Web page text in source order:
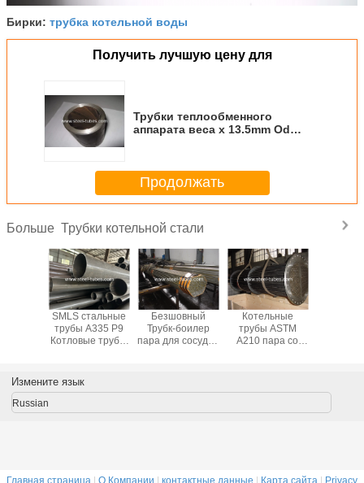
Бирки: трубка котельной воды
Получить лучшую цену для
Трубки теплообменного
аппарата веса x 13.5mm Od
Продолжать
Больше Трубки котельной стали
SMLS стальные
трубы A335 P9
Котловые трубы
Безшовный
Трубк-боилер
пара для сосудов
Котельные
трубы ASTM
A210 пара со
перегревателя
Измените язык
Russian
Главная страница | О Компании | контактные данные | Карта сайта | Privacy